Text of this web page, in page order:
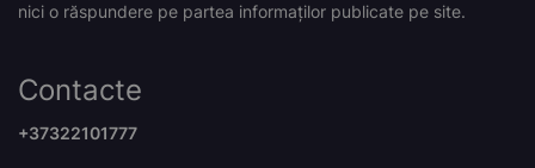
nici o răspundere pe partea informaților publicate pe site.
Contacte
+37322101777